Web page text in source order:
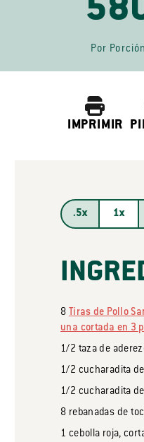
Por Porción
IMPRIMIR
.5x 1x
8 Tiras de Pollo
una cortada en 3
1/2 tazade
1/2 cucharadita
1/2 cucharadita
8 rebanadas de
1 cebolla roja,